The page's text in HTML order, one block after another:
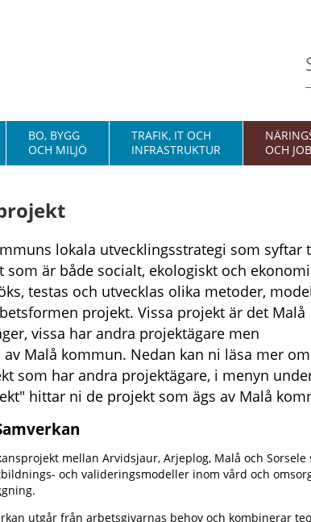
BO, BYGG
OCH MILJÖ
TRAFIK, IT OCH
INFRASTRUKTUR
OCH
lokala utvecklingsstrategi som syftar
som är både socialt, ekologiskt och
testas och utvecklas olika metoder,
projekt. Vissa projekt är det Malå
vissa har andra projektägare men
Malå kommun. Nedan kan ni läsa mer om
som har andra projektägare, i menyn
hittar ni de projekt som ägs av Malå
mellan Arvidsjaur, Arjeplog, Malå och Sorsele
och valideringsmodeller inom vård och
utgår från arbetsgivarnas behov och kombinerar